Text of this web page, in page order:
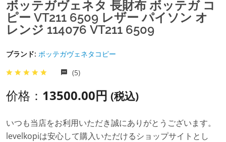
ボッテガヴェネタ 長財布 ボッテガ コ
ピー VT211 6509 レザー パイソン オ
レンジ 114076 VT211 6509
ブランド: ボッテガヴェネタコピー
(5)
价格： 13500.00円 (税込)
いつも当店をお利用いただき誠にありがとうございます。
levelkopiは安心して購入いただけるショップサイトとし